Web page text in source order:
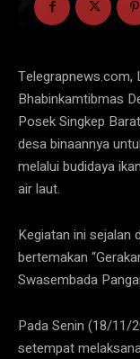
Telegrapnews.com,
Bhabinkamtibmas
Posek Singkep
desa binaannya
melalui budidaya
air laut.
Kegiatan ini sejalan
bertemakan
Swasembada
Pada Senin (18/11/
setempat